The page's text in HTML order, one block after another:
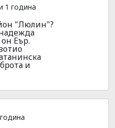
1 година
"Люлин"?
он Еър.
и